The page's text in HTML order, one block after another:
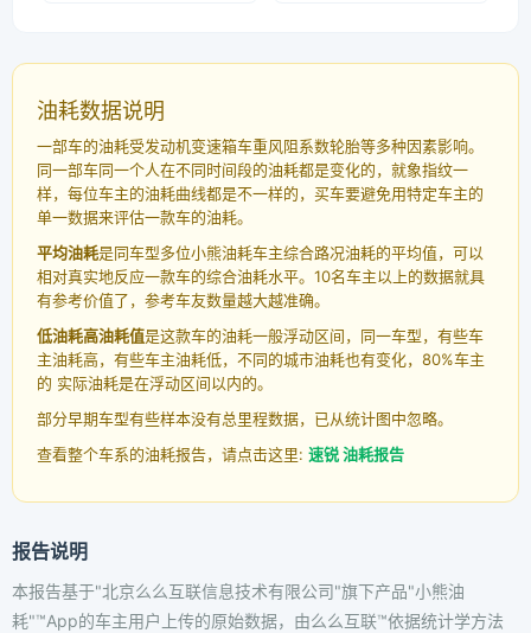
油耗数据说明
一部车的油耗受发动机变速箱车重风阻系数轮胎等多种因素影响。
同一部车同一个人在不同时间段的油耗都是变化的，就象指纹一
样，每位车主的油耗曲线都是不一样的，买车要避免用特定车主的
单一数据来评估一款车的油耗。
平均油耗是同车型多位小熊油耗车主综合路况油耗的平均值，可以
相对真实地反应一款车的综合油耗水平。10名车主以上的数据就具
有参考价值了，参考车友数量越大越准确。
低油耗高油耗值是这款车的油耗一般浮动区间，同一车型，有些车
主油耗高，有些车主油耗低，不同的城市油耗也有变化，80%车主
的 实际油耗是在浮动区间以内的。
部分早期车型有些样本没有总里程数据，已从统计图中忽略。
查看整个车系的油耗报告，请点击这里: 速锐 油耗报告
报告说明
本报告基于"北京么么互联信息技术有限公司"旗下产品"小熊油
耗"™App的车主用户上传的原始数据，由么么互联™依据统计学方法